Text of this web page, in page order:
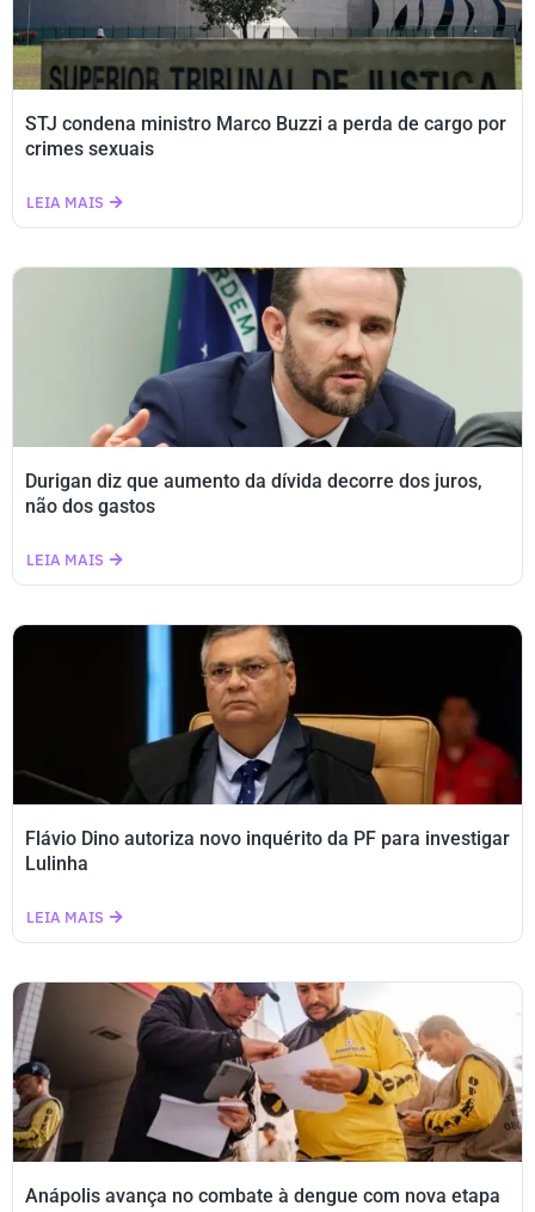
STJ condena ministro Marco Buzzi a perda de cargo por
crimes sexuais
LEIA MAIS
Durigan diz que aumento da dívida decorre dos juros,
não dos gastos
LEIA MAIS
Flávio Dino autoriza novo inquérito da PF para investigar
Lulinha
LEIA MAIS
Anápolis avança no combate à dengue com nova etapa